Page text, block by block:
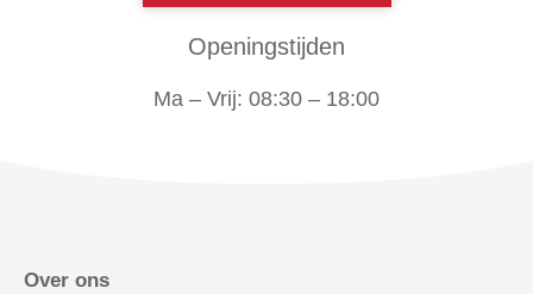
Openingstijden
Ma – Vrij: 08:30 – 18:00
Over ons